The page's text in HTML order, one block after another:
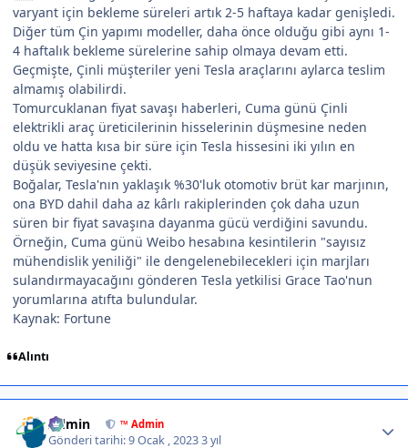
varyant için bekleme süreleri artık 2-5 haftaya kadar genişledi.
Diğer tüm Çin yapımı modeller, daha önce olduğu gibi aynı 1-
4 haftalık bekleme sürelerine sahip olmaya devam etti.
Geçmişte, Çinli müşteriler yeni Tesla araçlarını aylarca teslim
almamış olabilirdi.
Tomurcuklanan fiyat savaşı haberleri, Cuma günü Çinli
elektrikli araç üreticilerinin hisselerinin düşmesine neden
oldu ve hatta kısa bir süre için Tesla hissesini iki yılın en
düşük seviyesine çekti.
Boğalar, Tesla'nın yaklaşık %30'luk otomotiv brüt kar marjının,
ona BYD dahil daha az kârlı rakiplerinden çok daha uzun
süren bir fiyat savaşına dayanma gücü verdiğini savundu.
Örneğin, Cuma günü Weibo hesabına kesintilerin "sayısız
mühendislik yeniliği" ile dengelenebilecekleri için marjları
sulandırmayacağını gönderen Tesla yetkilisi Grace Tao'nun
yorumlarına atıfta bulundular.
Kaynak: Fortune
Alıntı
Admin ™ Admin
Gönderi tarihi:9 Ocak , 20233 yıl